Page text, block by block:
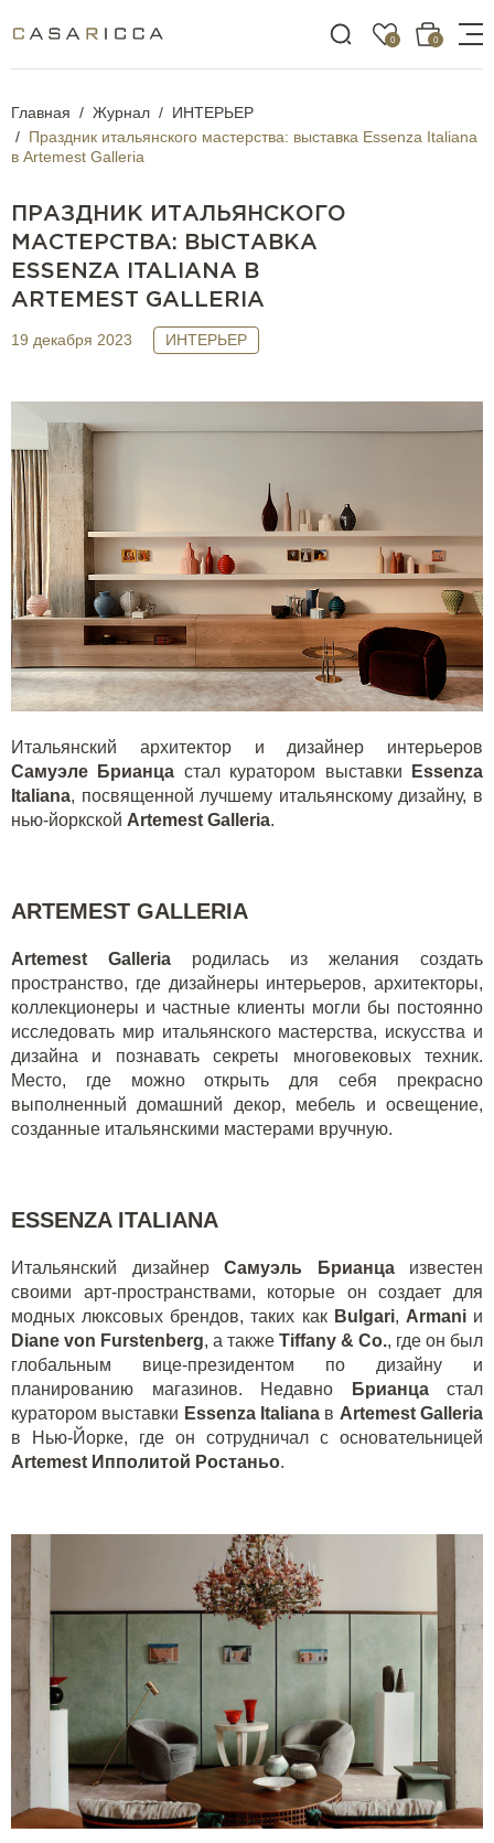
0 0
Главная Журнал
ИНТЕРЬЕР
Праздник итальянского мастерства: выставка Essenza Italiana
в Artemest Galleria
ПРАЗДНИК ИТАЛЬЯНСКОГО
МАСТЕРСТВА: ВЫСТАВКА
ESSENZA ITALIANA В
ARTEMEST GALLERIA
19 декабря 2023 ИНТЕРЬЕР
Итальянский архитектор и дизайнер интерьеров
Самуэле Брианца стал куратором выставки
Essenza
Italiana, посвященной лучшему итальянскому дизайну, в
нью-йоркской Artemest Galleria.
ARTEMEST GALLERIA
Artemest Galleria родилась из желания создать
пространство, где дизайнеры интерьеров, архитекторы,
коллекционеры и частные клиенты могли бы постоянно
исследовать мир итальянского мастерства, искусства и
дизайна и познавать секреты многовековых техник.
Место, где можно открыть для себя прекрасно
выполненный домашний декор, мебель и освещение,
созданные итальянскими мастерами вручную.
ESSENZA ITALIANA
Итальянский дизайнер Самуэль Брианцаизвестен
своими арт-пространствами, которые он создает для
модных люксовых брендов, таких как Bulgari, Armaniи
Diane von Furstenberg, а также Tiffany & Co., где он был
глобальным вице-президентом по дизайну и
планированию магазинов. Недавно
Брианцастал
куратором выставки Essenza Italiana в Artemest Galleria
в Нью-Йорке, где он сотрудничал с основательницей
Artemest Ипполитой Ростаньо.